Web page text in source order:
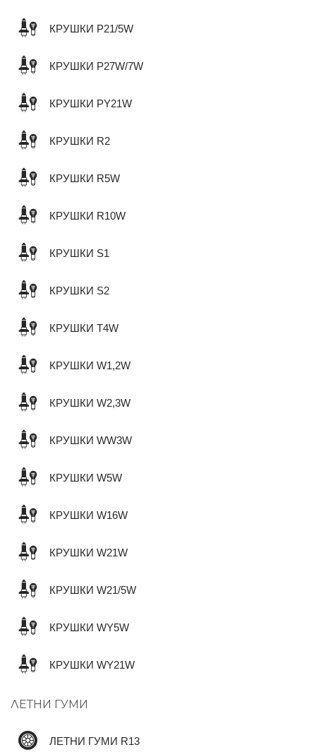
КРУШКИ P21/5W
КРУШКИ P27W/7W
КРУШКИ PY21W
КРУШКИ R2
КРУШКИ R5W
КРУШКИ R10W
КРУШКИ S1
КРУШКИ S2
КРУШКИ T4W
КРУШКИ W1,2W
КРУШКИ W2,3W
КРУШКИ WW3W
КРУШКИ W5W
КРУШКИ W16W
КРУШКИ W21W
КРУШКИ W21/5W
КРУШКИ WY5W
КРУШКИ WY21W
ЛЕТНИ ГУМИ
ЛЕТНИ ГУМИ R13